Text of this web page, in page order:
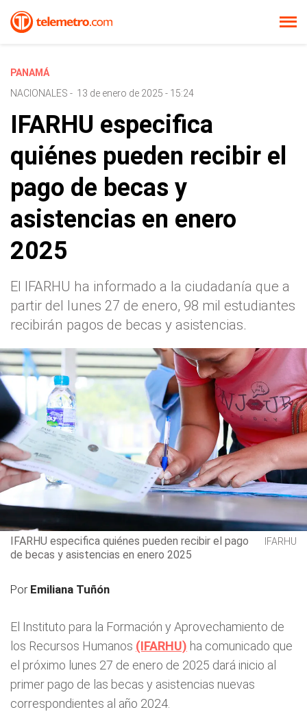
PANAMÁ
NACIONALES - 13 de enero de 2025 - 15:24
IFARHU especifica
quiénes pueden recibir el
pago de becas y
asistencias en enero
2025
El IFARHU ha informado a la ciudadanía que a
partir del lunes 27 de enero, 98 mil estudiantes
recibirán pagos de becas y asistencias.
IFARHU especifica quiénes pueden recibir el pago
de becas y asistencias en enero 2025
IFARHU
Por Emiliana Tuñón
El Instituto para la Formación y Aprovechamiento de
los Recursos Humanos (IFARHU) ha comunicado que
el próximo lunes 27 de enero de 2025 dará inicio al
primer pago de las becas y asistencias nuevas
correspondientes al año 2024.